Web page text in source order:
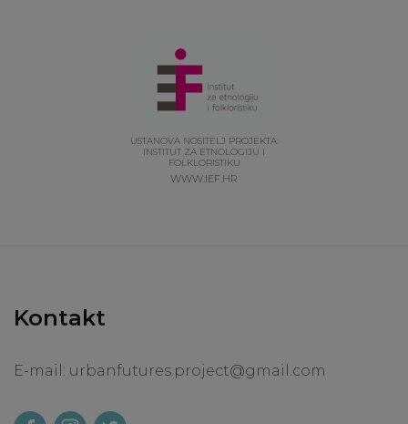
USTANOVA NOSITELJ PROJEKTA:
INSTITUT ZA ETNOLOGIJU I
FOLKLORISTIKU
WWW.IEF.HR
Kontakt
E-mail: urbanfutures.project@gmail.com